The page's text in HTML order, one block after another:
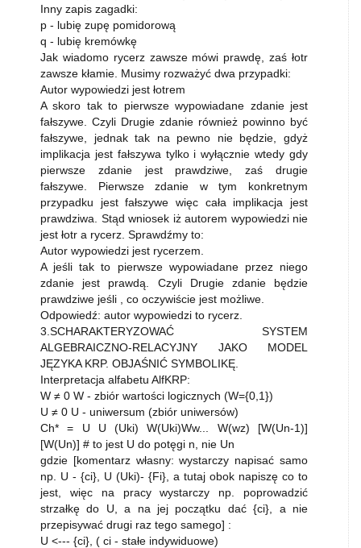
Inny zapis zagadki:
p - lubię zupę pomidorową
q - lubię kremówkę
Jak wiadomo rycerz zawsze mówi prawdę, zaś łotr
zawsze kłamie. Musimy rozważyć dwa przypadki:
Autor wypowiedzi jest łotrem
A skoro tak to pierwsze wypowiadane zdanie jest
fałszywe. Czyli Drugie zdanie również powinno być
fałszywe, jednak tak na pewno nie będzie, gdyż
implikacja jest fałszywa tylko i wyłącznie wtedy gdy
pierwsze zdanie jest prawdziwe, zaś drugie
fałszywe. Pierwsze zdanie w tym konkretnym
przypadku jest fałszywe więc cała implikacja jest
prawdziwa. Stąd wniosek iż autorem wypowiedzi nie
jest łotr a rycerz. Sprawdźmy to:
Autor wypowiedzi jest rycerzem.
A jeśli tak to pierwsze wypowiadane przez niego
zdanie jest prawdą. Czyli Drugie zdanie będzie
prawdziwe jeśli , co oczywiście jest możliwe.
Odpowiedź: autor wypowiedzi to rycerz.
3.SCHARAKTERYZOWAĆ SYSTEM
ALGEBRAICZNO-RELACYJNY JAKO MODEL
JĘZYKA KRP. OBJAŚNIĆ SYMBOLIKĘ.
Interpretacja alfabetu AlfKRP:
W ≠ 0 W - zbiór wartości logicznych (W={0,1})
U ≠ 0 U - uniwersum (zbiór uniwersów)
Ch* = U U (Uki) W(Uki)Ww... W(wz) [W(Un-1)]
[W(Un)] # to jest U do potęgi n, nie Un
gdzie [komentarz własny: wystarczy napisać samo
np. U - {ci}, U (Uki)- {Fi}, a tutaj obok napiszę co to
jest, więc na pracy wystarczy np. poprowadzić
strzałkę do U, a na jej początku dać {ci}, a nie
przepisywać drugi raz tego samego] :
U <--- {ci}, ( ci - stałe indywiduowe)